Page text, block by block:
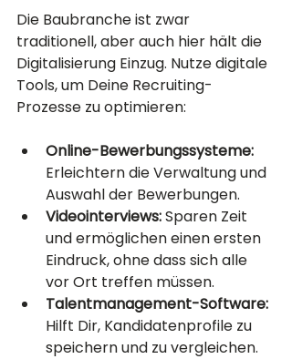
Die Baubranche ist zwar
traditionell, aber auch hier hält die
Digitalisierung Einzug. Nutze digitale
Tools, um Deine Recruiting-
Prozesse zu optimieren:
Online-Bewerbungssysteme:
Erleichtern die Verwaltung und
Auswahl der Bewerbungen.
Videointerviews: Sparen Zeit
und ermöglichen einen ersten
Eindruck, ohne dass sich alle
vor Ort treffen müssen.
Talentmanagement-Software:
Hilft Dir, Kandidatenprofile zu
speichern und zu vergleichen.